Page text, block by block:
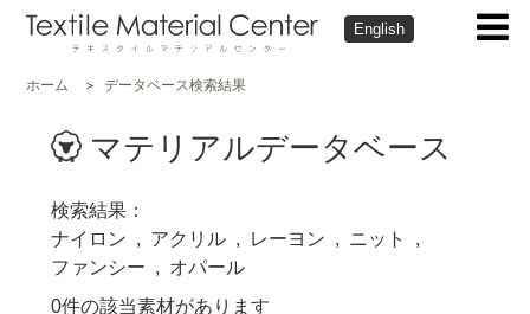
English
ホーム データベース検索結果
マテリアルデータベース
検索結果
ナイロン
アクリル レーヨン
ニット
ファンシー
オパール
0件の該当素材があります